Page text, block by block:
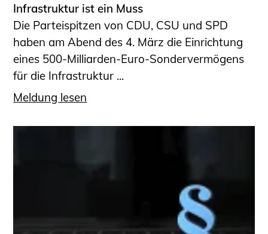
Kontakt und Anfahrt
Impressum
Datenschutz
Ingenieurakademie West
Infrastruktur ist ein Muss
Die Parteispitzen von CDU, CSU und SPD
haben am Abend des 4. März die Einrichtung
eines 500-Milliarden-Euro-Sondervermögens
für die Infrastruktur ...
Meldung lesen